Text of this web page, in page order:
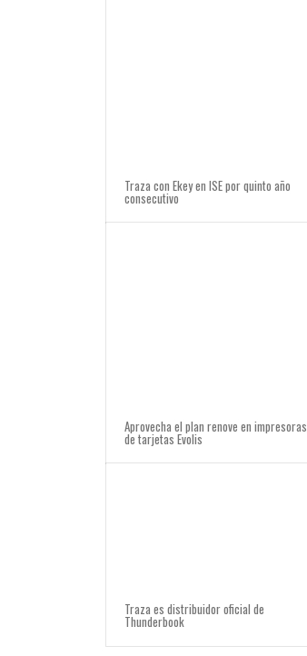
Traza con Ekey en ISE por quinto año
consecutivo
Aprovecha el plan renove en impresoras
de tarjetas Evolis
Traza es distribuidor oficial de
Thunderbook